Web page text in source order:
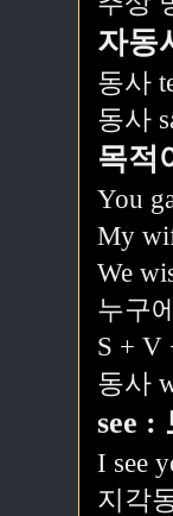
자동
동사
동사
목적
You
My
We
누구
S + V
동사
see :
I see
지각